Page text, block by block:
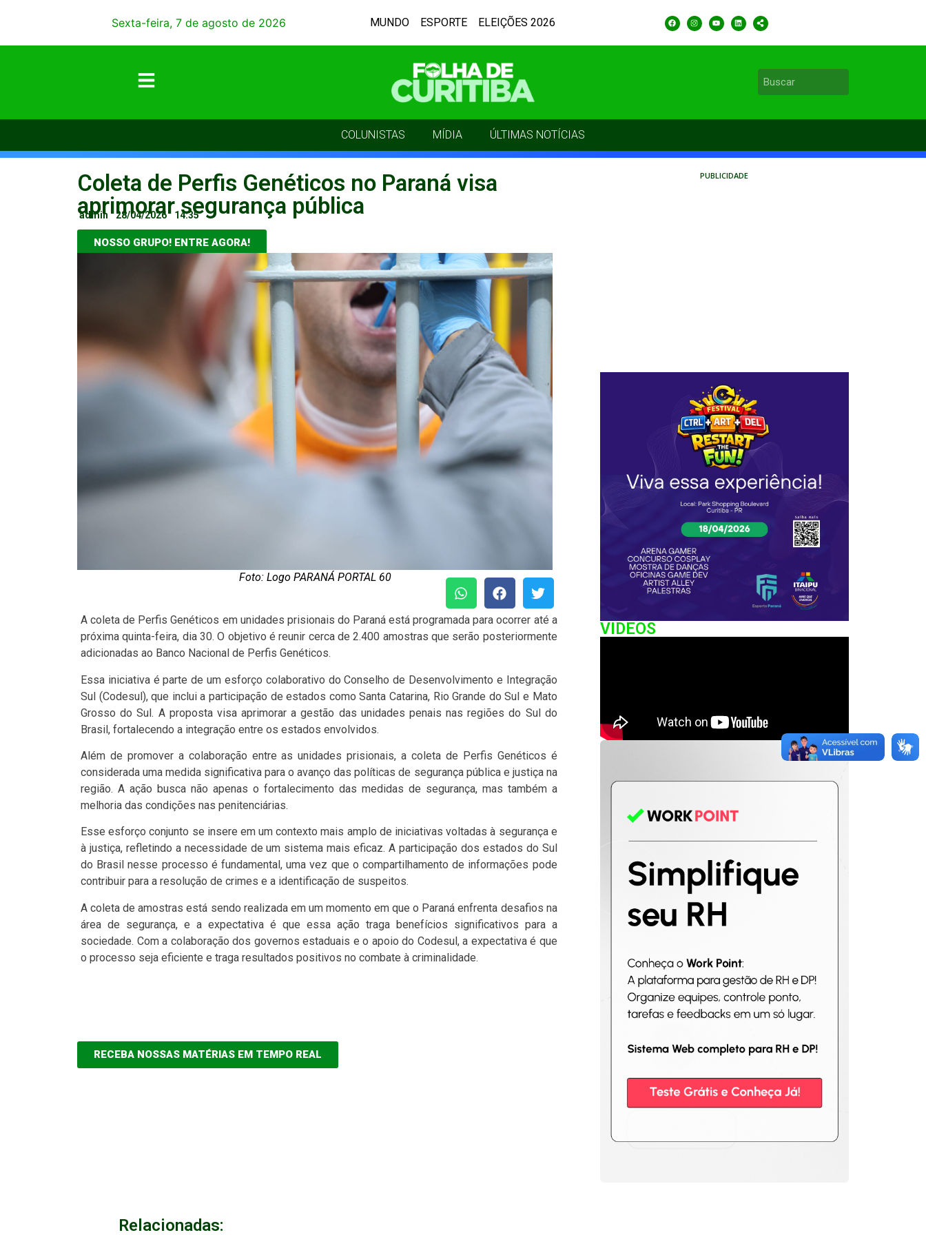
Sexta-feira, 7 de agosto de 2026 MUNDO ESPORTE ELEIÇÕES 2026
COLUNISTAS MÍDIA ÚLTIMAS NOTÍCIAS
Coleta de Perfis Genéticos no Paraná visa
aprimorar segurança pública
admin 28/04/2026 14:35
NOSSO GRUPO! ENTRE AGORA!
Foto: Logo PARANÁ PORTAL 60
A coleta de Perfis Genéticos em unidades prisionais do Paraná está programada para ocorrer até a
próxima quinta-feira, dia 30. O objetivo é reunir cerca de 2.400 amostras que serão posteriormente
adicionadas ao Banco Nacional de Perfis Genéticos.
Essa iniciativa é parte de um esforço colaborativo do Conselho de Desenvolvimento e Integração
Sul (Codesul), que inclui a participação de estados como Santa Catarina, Rio Grande do Sul e Mato
Grosso do Sul. A proposta visa aprimorar a gestão das unidades penais nas regiões do Sul do
Brasil, fortalecendo a integração entre os estados envolvidos.
Além de promover a colaboração entre as unidades prisionais, a coleta de Perfis Genéticos é
considerada uma medida significativa para o avanço das políticas de segurança pública e justiça na
região. A ação busca não apenas o fortalecimento das medidas de segurança, mas também a
melhoria das condições nas penitenciárias.
Esse esforço conjunto se insere em um contexto mais amplo de iniciativas voltadas à segurança e
à justiça, refletindo a necessidade de um sistema mais eficaz. A participação dos estados do Sul
do Brasil nesse processo é fundamental, uma vez que o compartilhamento de informações pode
contribuir para a resolução de crimes e a identificação de suspeitos.
A coleta de amostras está sendo realizada em um momento em que o Paraná enfrenta desafios na
área de segurança, e a expectativa é que essa ação traga benefícios significativos para a
sociedade. Com a colaboração dos governos estaduais e o apoio do Codesul, a expectativa é que
o processo seja eficiente e traga resultados positivos no combate à criminalidade.
RECEBA NOSSAS MATÉRIAS EM TEMPO REAL
PUBLICIDADE
VIDEOS
Relacionadas: